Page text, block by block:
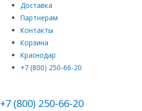
Доставка
Партнерам
Контакты
Корзина
Краснодар
+7 (800) 250-66-20
+7 (800) 250-66-20